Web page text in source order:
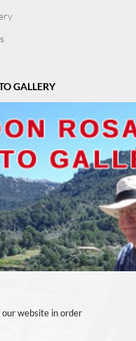
website in order
GALLERY